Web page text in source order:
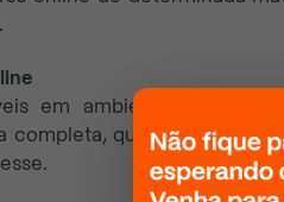
em ambiente digital,
completa, que permite a